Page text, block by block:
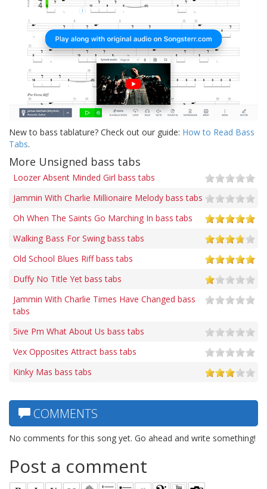
New to bass tablature? Check out our guide: How to Read Bass
Tabs.
More Unsigned bass tabs
Loozer Absent Minded Girl bass tabs
Jammin With Charlie Millionaire Melody bass tabs
Oh When The Saints Go Marching In bass tabs
Walking Bass For Swing bass tabs
Old School Blues Riff bass tabs
Duffy No Title Yet bass tabs
Jammin With Charlie Times Have Changed bass
tabs
5ive Pm What About Us bass tabs
Vex Opposites Attract bass tabs
Kinky Mas bass tabs
COMMENTS
No comments for this song yet. Go ahead and write something!
Post a comment